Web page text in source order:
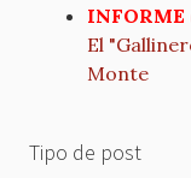
INFORME
El
Monte
Tipo de post